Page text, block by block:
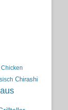
Chicken
Chirashi